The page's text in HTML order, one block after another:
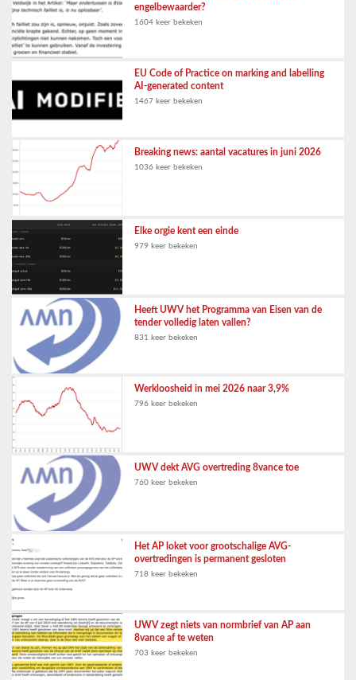
engelbewaarder?
1604 keer bekeken
EU Code of Practice on marking and labelling
AI-generated content
1467 keer bekeken
Breaking news: aantal vacatures in juni 2026
1036 keer bekeken
Elke orgie kent een einde
979 keer bekeken
Heeft UWV het Programma van Eisen van de
tender volledig laten vallen?
831 keer bekeken
Werkloosheid in mei 2026 naar 3,9%
796 keer bekeken
UWV dekt AVG overtreding 8vance toe
760 keer bekeken
Het AP loket voor grootschalige AVG-
overtredingen is permanent gesloten
718 keer bekeken
UWV zegt niets van normbrief van AP aan
8vance af te weten
703 keer bekeken